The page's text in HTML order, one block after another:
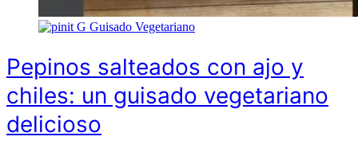
G Guisado Vegetariano
Pepinos salteados con ajo y
chiles: un guisado vegetariano
delicioso